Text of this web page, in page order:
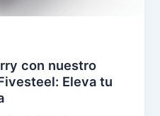
con nuestro
Eleva tu